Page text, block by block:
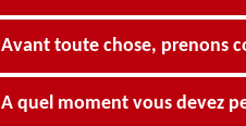
Avant toute chose, prenons
A quel moment vous devez